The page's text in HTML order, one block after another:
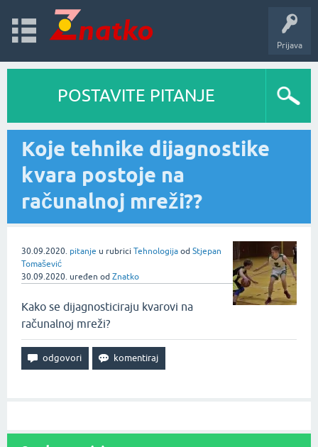
Prijava
POSTAVITE PITANJE
Koje tehnike dijagnostike
kvara postoje na
računalnoj mreži??
30.09.2020. pitanje u rubrici Tehnologija od Stjepan
Tomašević
30.09.2020. uređen od Znatko
Kako se dijagnosticiraju kvarovi na
računalnoj mreži?